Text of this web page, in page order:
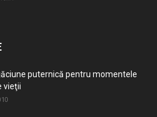
puternică pentru momentele
vieţii